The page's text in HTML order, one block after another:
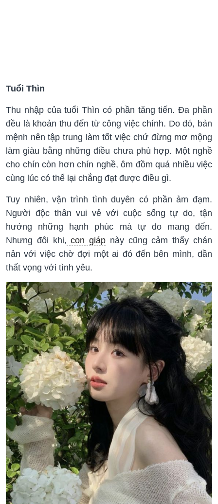
Tuổi Thìn
Thu nhập của tuổi Thìn có phần tăng tiến. Đa phần
đều là khoản thu đến từ công việc chính. Do đó, bản
mệnh nên tập trung làm tốt việc chứ đừng mơ mộng
làm giàu bằng những điều chưa phù hợp. Một nghề
cho chín còn hơn chín nghề, ôm đồm quá nhiều việc
cùng lúc có thể lại chẳng đạt được điều gì.
Tuy nhiên, vận trình tình duyên có phần ảm đạm.
Người độc thân vui vẻ với cuộc sống tự do, tận
hưởng những hạnh phúc mà tự do mang đến.
Nhưng đôi khi, con giáp này cũng cảm thấy chán
nản với việc chờ đợi một ai đó đến bên mình, dần
thất vọng với tình yêu.